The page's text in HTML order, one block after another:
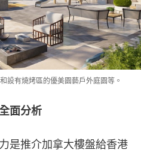
設有燒烤區的優美園藝戶外庭園等。
面分析
是推介加拿大樓盤給香港